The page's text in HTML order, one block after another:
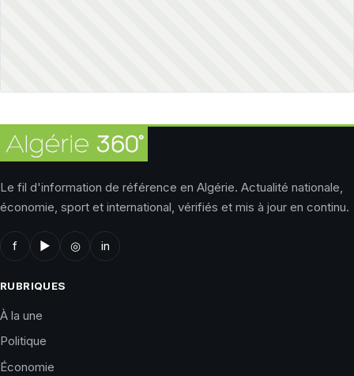
Le fil d'information de référence en Algérie. Actualité nationale,
économie, sport et international, vérifiés et mis à jour en continu.
f ▶ ◎ in
RUBRIQUES
À la une
Politique
Économie